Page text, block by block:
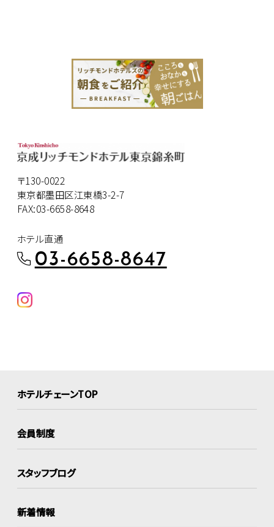
〒130-0022
東京都墨田区江東橋3-2-7
FAX:03-6658-8648
ホテル直通
03-6658-8647
ホテルチェーンTOP
会員制度
スタッフブログ
新着情報